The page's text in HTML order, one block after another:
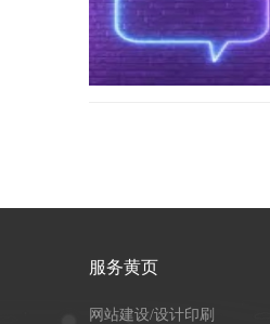
服务黄页
网站建设/设计印刷